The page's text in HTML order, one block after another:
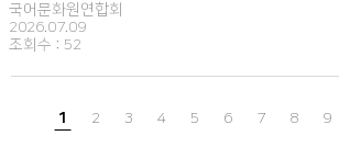
국어문화원연합회
2026.07.09
조회수 : 52
1 2 3 4 5 6 7 8 9